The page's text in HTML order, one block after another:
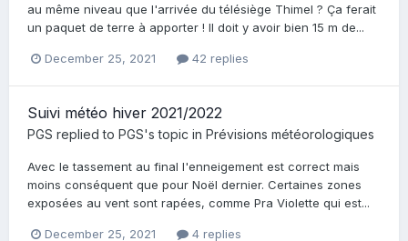
au même niveau que l'arrivée du télésiège Thimel ? Ça ferait
un paquet de terre à apporter ! Il doit y avoir bien 15 m de...
December 25, 2021 42 replies
Suivi météo hiver 2021/2022
PGS replied to PGS's topic in Prévisions météorologiques
Avec le tassement au final l'enneigement est correct mais
moins conséquent que pour Noël dernier. Certaines zones
exposées au vent sont rapées, comme Pra Violette qui est...
December 25, 2021 4 replies